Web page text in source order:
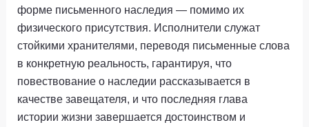
форме письменного наследия — помимо их
физического присутствия. Исполнители служат
стойкими хранителями, переводя письменные слова
в конкретную реальность, гарантируя, что
повествование о наследии рассказывается в
качестве завещателя, и что последняя глава
истории жизни завершается достоинством и